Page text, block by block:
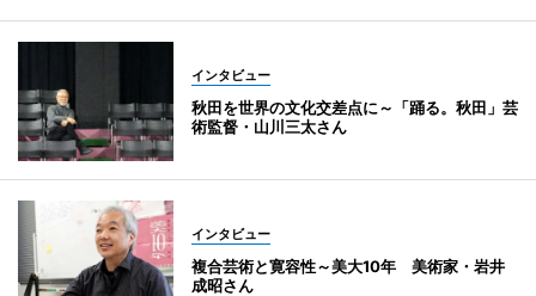
インタビュー
秋田を世界の文化交差点に～「踊る。秋田」芸
術監督・山川三太さん
インタビュー
複合芸術と寛容性～美大10年 美術家・岩井
成昭さん